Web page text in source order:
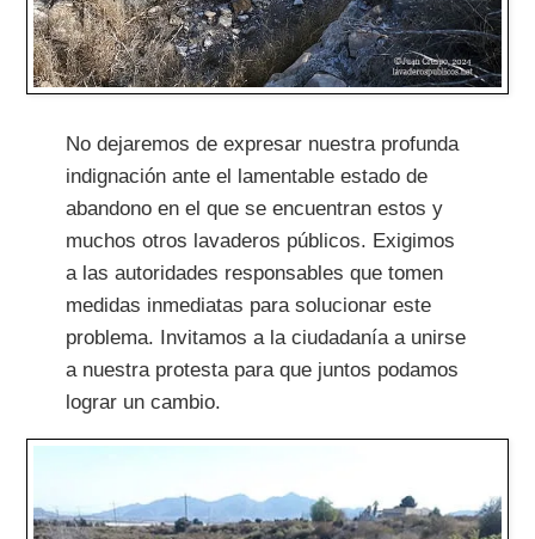
No dejaremos de expresar nuestra profunda
indignación ante el lamentable estado de
abandono en el que se encuentran estos y
muchos otros lavaderos públicos. Exigimos
a las autoridades responsables que tomen
medidas inmediatas para solucionar este
problema. Invitamos a la ciudadanía a unirse
a nuestra protesta para que juntos podamos
lograr un cambio.